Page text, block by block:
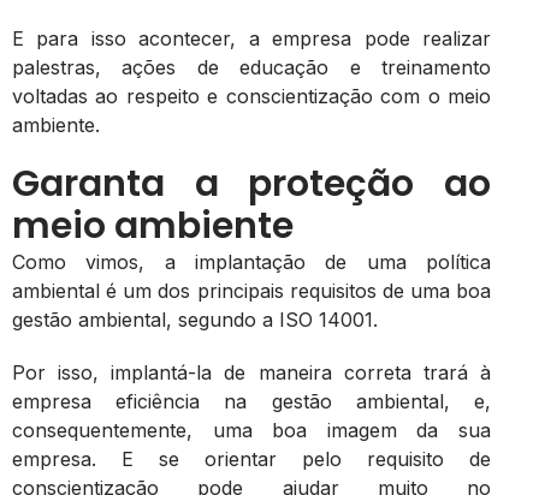
E para isso acontecer, a empresa pode realizar
palestras, ações de educação e treinamento
voltadas ao respeito e conscientização com o meio
ambiente.
Garanta a proteção ao
meio ambiente
Como vimos, a implantação de uma política
ambiental é um dos principais requisitos de uma boa
gestão ambiental, segundo a ISO 14001.
Por isso, implantá-la de maneira correta trará à
empresa eficiência na gestão ambiental, e,
consequentemente, uma boa imagem da sua
empresa. E se orientar pelo requisito de
conscientização pode ajudar muito no